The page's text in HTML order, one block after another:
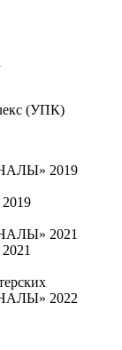
(УПК)
2019
2021
2022